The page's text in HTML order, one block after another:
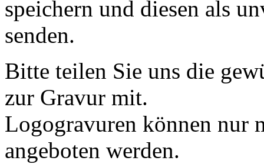
speichern und diesen als
senden.
Bitte teilen Sie uns die
zur Gravur mit.
Logogravuren können nur
angeboten werden.